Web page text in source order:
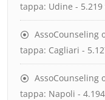
tappa: Udine - 5.219
AssoCounseling
tappa: Cagliari -
AssoCounseling
tappa: Napoli -